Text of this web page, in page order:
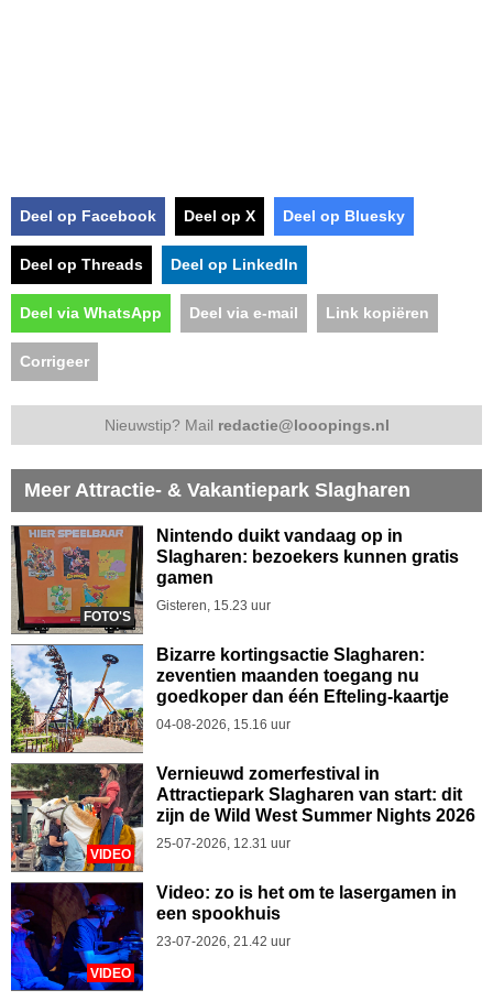
Deel op Facebook Deel op X Deel op Bluesky
Deel op Threads Deel op LinkedIn
Deel via WhatsApp Deel via e-mail Link kopiëren
Corrigeer
Nieuwstip? Mail redactie@looopings.nl
Meer Attractie- & Vakantiepark Slagharen
FOTO'S
Nintendo duikt vandaag op in
Slagharen: bezoekers kunnen gratis
gamen
Gisteren, 15.23 uur
Bizarre kortingsactie Slagharen:
zeventien maanden toegang nu
goedkoper dan één Efteling-kaartje
04-08-2026, 15.16 uur
VIDEO
Vernieuwd zomerfestival in
Attractiepark Slagharen van start: dit
zijn de Wild West Summer Nights 2026
25-07-2026, 12.31 uur
VIDEO
Video: zo is het om te lasergamen in
een spookhuis
23-07-2026, 21.42 uur